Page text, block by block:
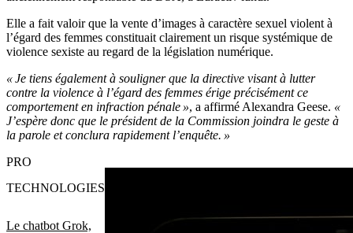
Elle a fait valoir que la vente d’images à caractère sexuel violent à
l’égard des femmes constituait clairement un risque systémique de
violence sexiste au regard de la législation numérique.
« Je tiens également à souligner que la directive visant à lutter
contre la violence à l’égard des femmes érige précisément ce
comportement en infraction pénale », a affirmé Alexandra Geese. «
J’espère donc que le président de la Commission joindra le geste à
la parole et conclura rapidement l’enquête. »
Le chatbot Grok,
PRO
TECHNOLOGIES